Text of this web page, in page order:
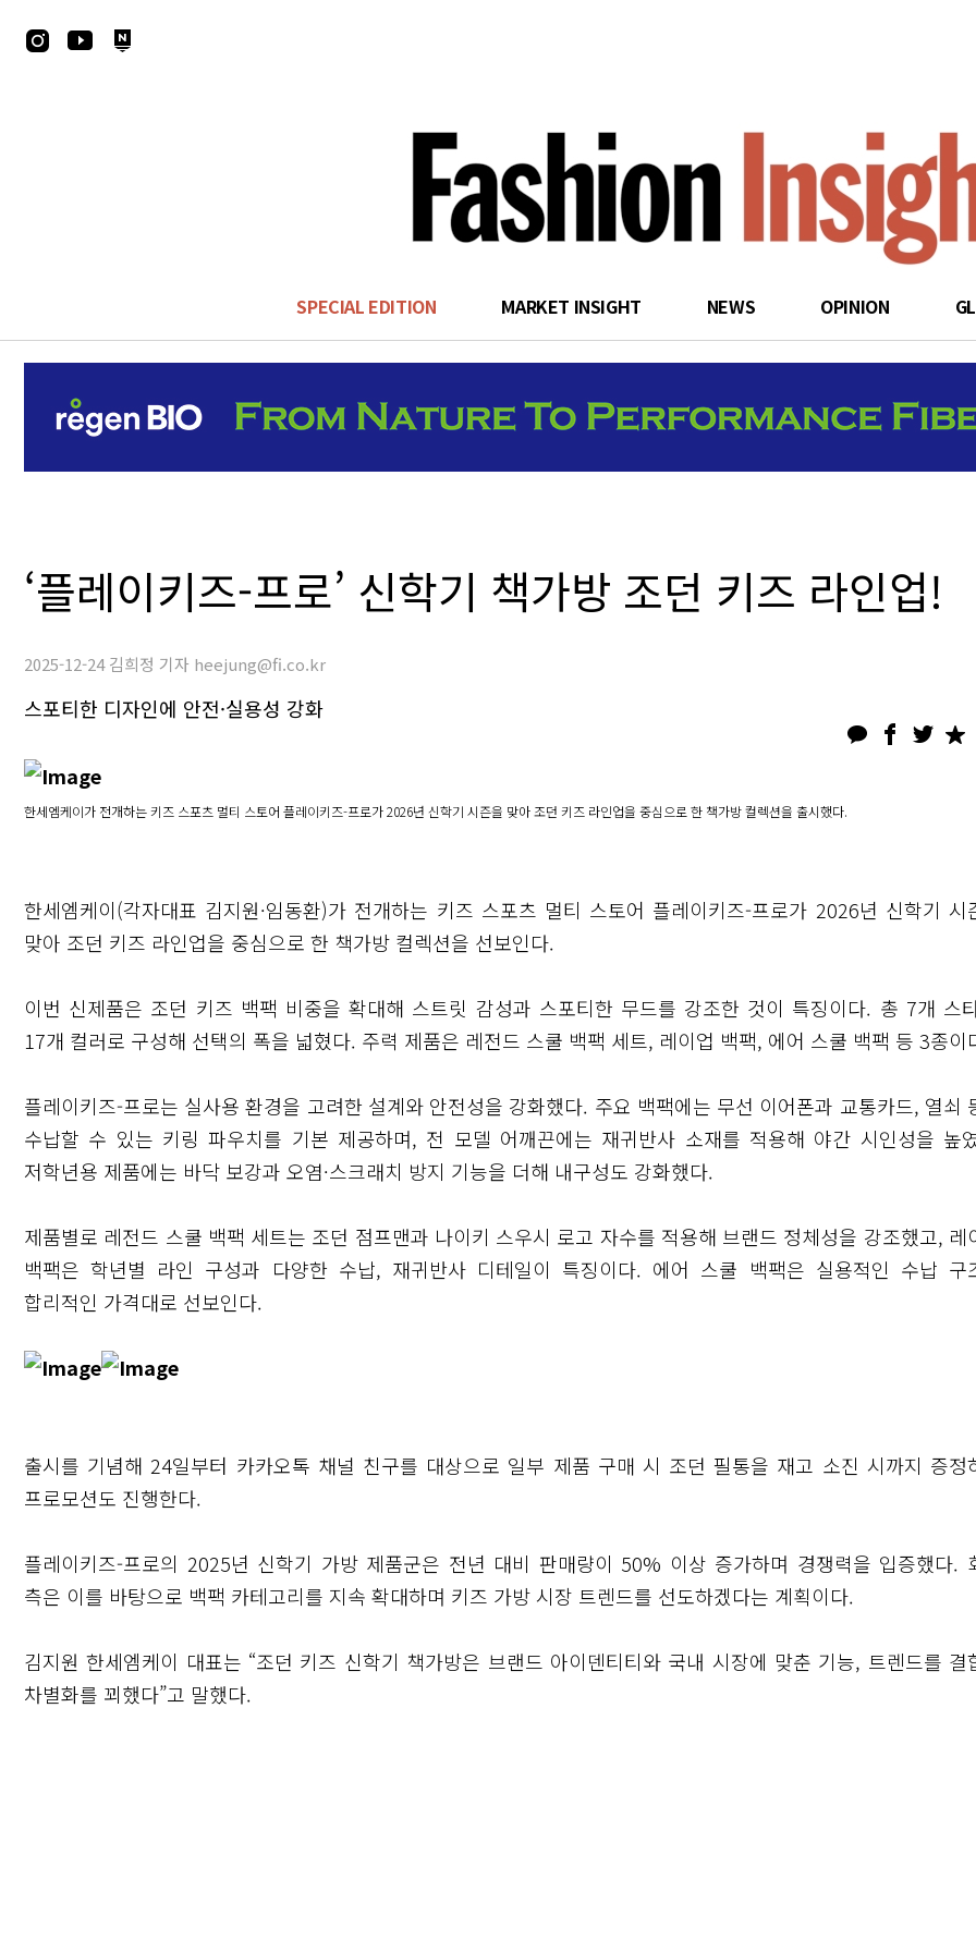
search
SPECIAL EDITION MARKET INSIGHT NEWS OPINION
‘플레이키즈-프로’ 신학기 책가방 조던 키즈 라인업!
2025-12-24 김희정 기자 heejung@fi.co.kr
스포티한 디자인에 안전·실용성 강화
한세엠케이가 전개하는 키즈 스포츠 멀티 스토어 플레이키즈-프로가 2026년 신학기 시즌을 맞아 조던 키즈 라인업을 중심으로 한 책가방 컬렉션을 출시했다.
한세엠케이(각자대표 김지원·임동환)가 전개하는 키즈 스포츠 멀티 스토어 플레이키즈-프로가 2026년 신학기 시
맞아 조던 키즈 라인업을 중심으로 한 책가방 컬렉션을 선보인다.
이번 신제품은 조던 키즈 백팩 비중을 확대해 스트릿 감성과 스포티한 무드를 강조한 것이 특징이다. 총 7개 스
17개 컬러로 구성해 선택의 폭을 넓혔다. 주력 제품은 레전드 스쿨 백팩 세트, 레이업 백팩, 에어 스쿨 백팩 등 3종이
플레이키즈-프로는 실사용 환경을 고려한 설계와 안전성을 강화했다. 주요 백팩에는 무선 이어폰과 교통카드, 열쇠
수납할 수 있는 키링 파우치를 기본 제공하며, 전 모델 어깨끈에는 재귀반사 소재를 적용해 야간 시인성을 높
저학년용 제품에는 바닥 보강과 오염·스크래치 방지 기능을 더해 내구성도 강화했다.
제품별로 레전드 스쿨 백팩 세트는 조던 점프맨과 나이키 스우시 로고 자수를 적용해 브랜드 정체성을 강조했고, 레
백팩은 학년별 라인 구성과 다양한 수납, 재귀반사 디테일이 특징이다. 에어 스쿨 백팩은 실용적인 수납 구
합리적인 가격대로 선보인다.
출시를 기념해 24일부터 카카오톡 채널 친구를 대상으로 일부 제품 구매 시 조던 필통을 재고 소진 시까지 증정
프로모션도 진행한다.
플레이키즈-프로의 2025년 신학기 가방 제품군은 전년 대비 판매량이 50% 이상 증가하며 경쟁력을 입증했다.
측은 이를 바탕으로 백팩 카테고리를 지속 확대하며 키즈 가방 시장 트렌드를 선도하겠다는 계획이다.
김지원 한세엠케이 대표는 “조던 키즈 신학기 책가방은 브랜드 아이덴티티와 국내 시장에 맞춘 기능, 트렌드를 결
차별화를 꾀했다”고 말했다.